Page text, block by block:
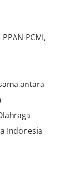
PCMI,
antara
Indonesia